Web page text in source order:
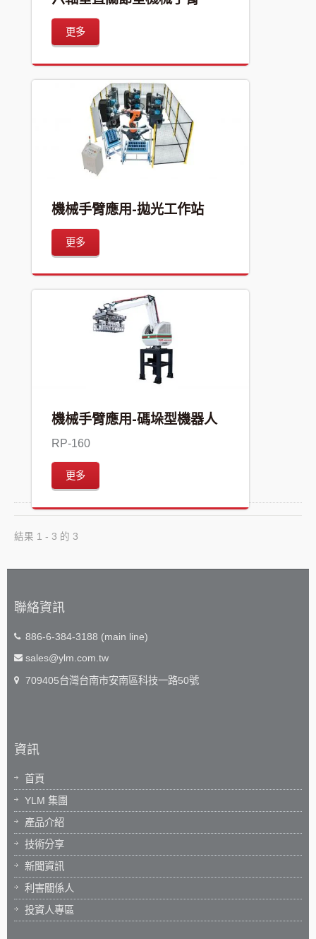
更多
機械手臂應用-拋光工作站
更多
機械手臂應用-碼垛型機器人
RP-160
更多
結果 1 - 3 的 3
聯絡資訊
886-6-384-3188 (main line)
sales@ylm.com.tw
709405台灣台南市安南區科技一路50號
資訊
首頁
YLM 集團
產品介紹
技術分享
新聞資訊
利害關係人
投資人專區